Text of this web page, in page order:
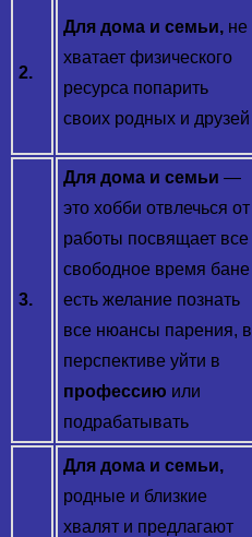
2.
Для дома и семьи, не
хватает физического
ресурса попарить
своих родных и друзей
3.
Для дома и семьи —
это хобби отвлечься от
работы посвящает все
свободное время бане
есть желание познать
все нюансы парения, в
перспективе уйти в
профессию или
подрабатывать
Для дома и семьи,
родные и близкие
хвалят и предлагают